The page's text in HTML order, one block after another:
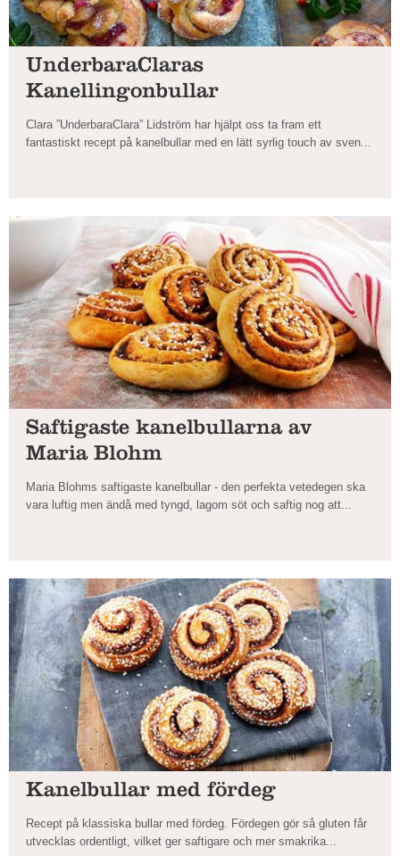
UnderbaraClaras
Kanellingonbullar
Clara ”UnderbaraClara” Lidström har hjälpt oss ta fram ett
fantastiskt recept på kanelbullar med en lätt syrlig touch av sven...
Saftigaste kanelbullarna av
Maria Blohm
Maria Blohms saftigaste kanelbullar - den perfekta vetedegen ska
vara luftig men ändå med tyngd, lagom söt och saftig nog att...
Kanelbullar med fördeg
Recept på klassiska bullar med fördeg. Fördegen gör så gluten får
utvecklas ordentligt, vilket ger saftigare och mer smakrika...